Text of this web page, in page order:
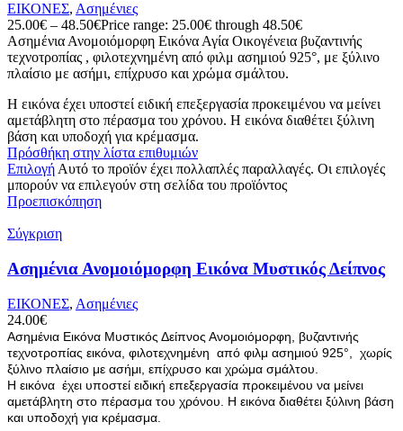
ΕΙΚΟΝΕΣ, Ασημένιες
25.00€ – 48.50€Price range: 25.00€ through 48.50€
Ασημένια Ανομοιόμορφη Εικόνα Αγία Οικογένεια βυζαντινής
τεχνοτροπίας , φιλοτεχνημένη από φιλμ ασημιού 925°, με ξύλινο
πλαίσιο με ασήμι, επίχρυσο και χρώμα σμάλτου.
Η εικόνα έχει υποστεί ειδική επεξεργασία προκειμένου να μείνει
αμετάβλητη στο πέρασμα του χρόνου. Η εικόνα διαθέτει ξύλινη
βάση και υποδοχή για κρέμασμα.
Πρόσθήκη στην λίστα επιθυμιών
Επιλογή Αυτό το προϊόν έχει πολλαπλές παραλλαγές. Οι επιλογές
μπορούν να επιλεγούν στη σελίδα του προϊόντος
Προεπισκόπηση
Σύγκριση
Ασημένια Ανομοιόμορφη Εικόνα Μυστικός Δείπνος
ΕΙΚΟΝΕΣ, Ασημένιες
24.00€
Ασημένια Εικόνα Μυστικός Δείπνος Ανομοιόμορφη, βυζαντινής
τεχνοτροπίας εικόνα, φιλοτεχνημένη από φιλμ ασημιού 925°, χωρίς
ξύλινο πλαίσιο με ασήμι, επίχρυσο και χρώμα σμάλτου.
Η εικόνα έχει υποστεί ειδική επεξεργασία προκειμένου να μείνει
αμετάβλητη στο πέρασμα του χρόνου. Η εικόνα διαθέτει ξύλινη βάση
και υποδοχή για κρέμασμα.